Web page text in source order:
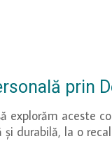
prin
explorăm aceste
durabilă, la o